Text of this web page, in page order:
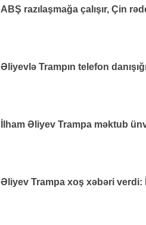
ABŞ razılaşmağa çalışır, Çin
Əliyevlə Trampın telefon
İlham Əliyev Trampa məktub
Əliyev Trampa xoş xəbəri verdi: